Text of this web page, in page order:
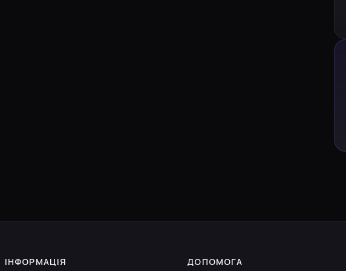
ІНФОРМАЦІЯ ДОПОМОГА